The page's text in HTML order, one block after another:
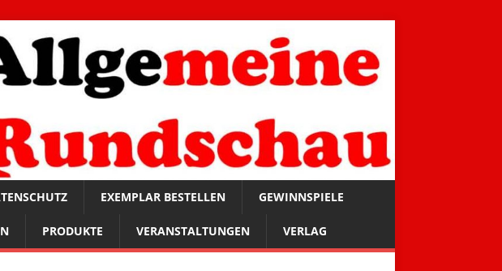
EXEMPLAR BESTELLEN GEWINNSPIELE
PRODUKTE VERANSTALTUNGEN VERLAG